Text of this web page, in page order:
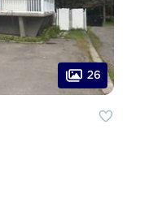
26